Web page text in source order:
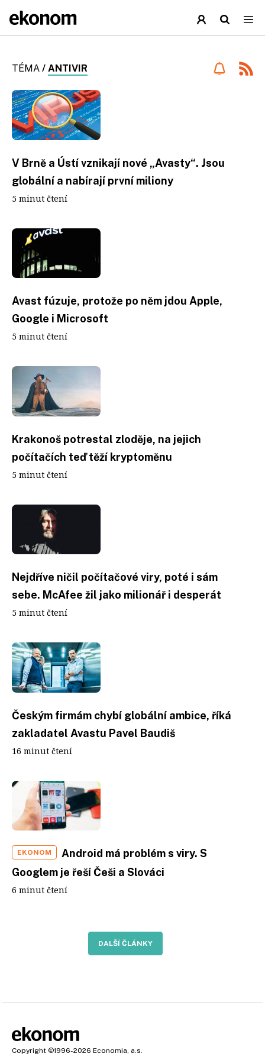
TÉMA / ANTIVIR
V Brně a Ústí vznikají nové „Avasty“. Jsou
globální a nabírají první miliony
5 minut čtení
Avast fúzuje, protože po něm jdou Apple,
Google i Microsoft
5 minut čtení
Krakonoš potrestal zloděje, na jejich
počítačích teď těží kryptoměnu
5 minut čtení
Nejdříve ničil počítačové viry, poté i sám
sebe. McAfee žil jako milionář i desperát
5 minut čtení
Českým firmám chybí globální ambice, říká
zakladatel Avastu Pavel Baudiš
16 minut čtení
EKONOM
Android má problém s viry. S
Googlem je řeší Češi a Slováci
6 minut čtení
DALŠÍ ČLÁNKY
Copyright ©1996-2026 Economia, a.s.